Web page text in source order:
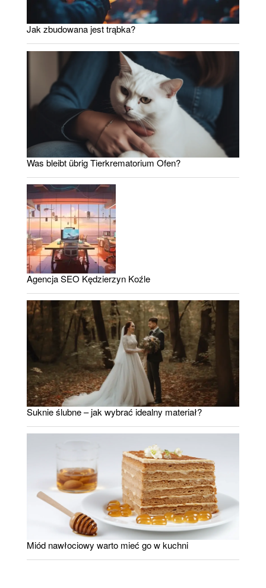
Jak zbudowana jest trąbka?
Was bleibt übrig Tierkrematorium Ofen?
Agencja SEO Kędzierzyn Koźle
Suknie ślubne – jak wybrać idealny materiał?
Miód nawłociowy warto mieć go w kuchni